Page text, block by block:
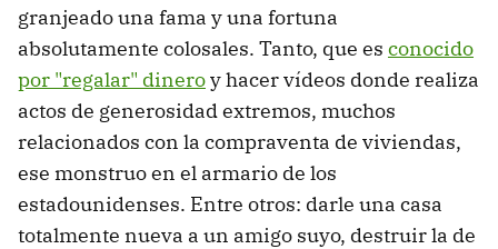
granjeado una fama y una fortuna
absolutamente colosales. Tanto, que es conocido
por "regalar" dineroy hacer vídeos donde realiza
actos de generosidad extremos, muchos
relacionados con la compraventa de viviendas,
ese monstruo en el armario de los
estadounidenses. Entre otros: darle una casa
totalmente nueva a un amigo suyo, destruir la de